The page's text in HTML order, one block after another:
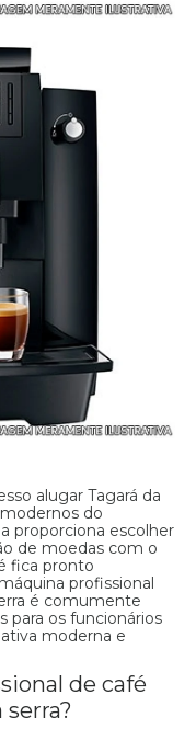
alugar Tagará da
do
proporciona escolher
de moedas com o
fica pronto
profissional
é comumente
para os funcionários
moderna e
de café